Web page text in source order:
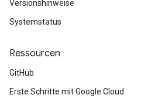
Versionshinweise
Systemstatus
Ressourcen
GitHub
Erste Schritte mit Google Cloud